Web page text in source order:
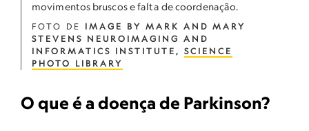
movimentos bruscos e falta de coordenação.
FOTO DE IMAGE BY MARK AND MARY
STEVENS NEUROIMAGING AND
INFORMATICS INSTITUTE, SCIENCE
PHOTO LIBRARY
O que é a doença de Parkinson?